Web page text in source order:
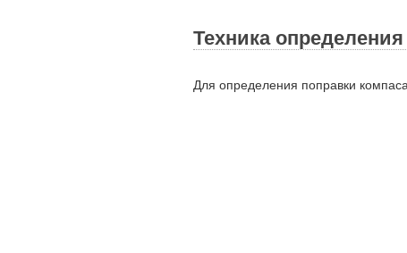
Техника
Для определения поправки